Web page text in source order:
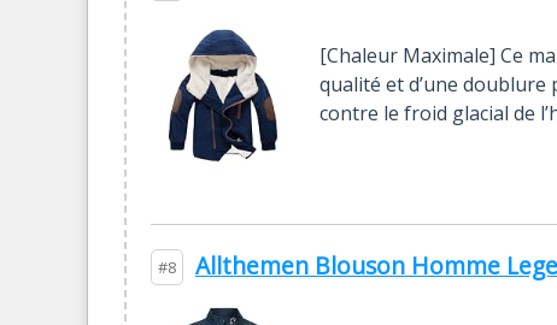
[Chaleur Maximale] Ce
qualité et d’une
contre le froid glacial de
#8 Allthemen Blouson Homme